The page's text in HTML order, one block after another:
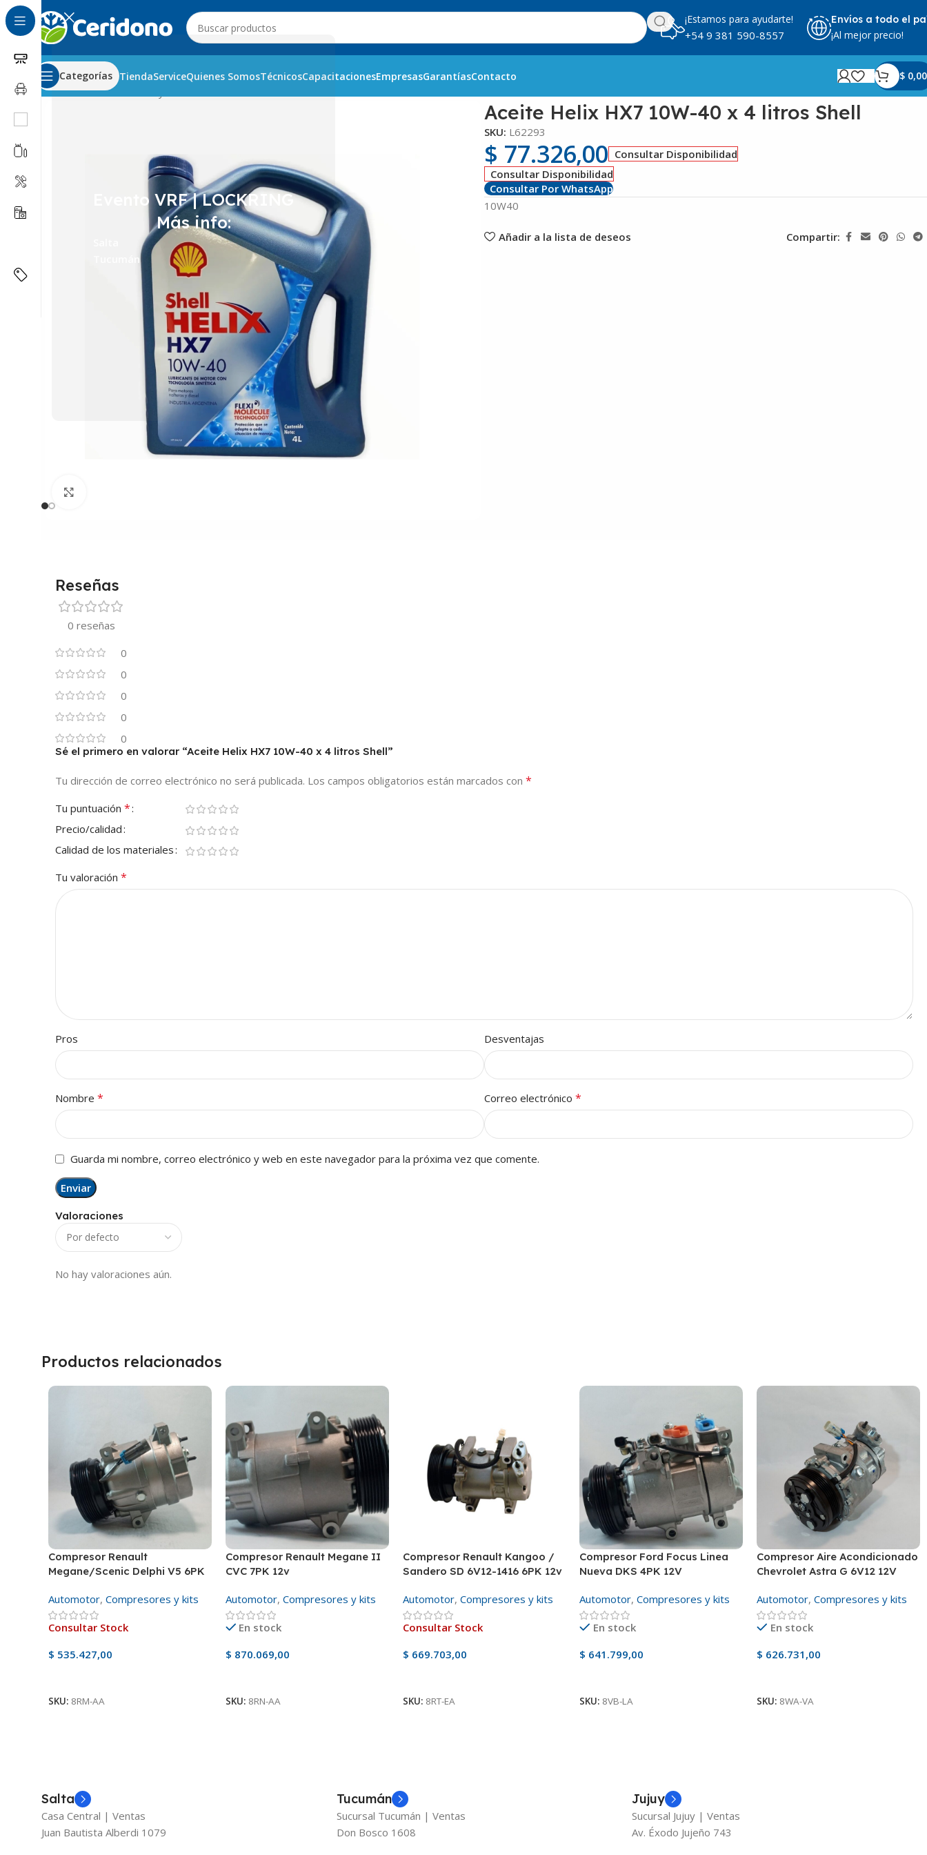
Evento VRF | LOCKRING
Más info:
Tucumán
¡Estamos para ayudarte!
+54 9 381 590-8557
Envíos a todo el
¡Al mejor precio!
Categorías TiendaServiceQuienes SomosTécnicosCapacitacionesEmpresasGarantíasContacto $ 0,00
Inicio Automotor
Aceite Helix HX7 10W-40 x 4 litros Shell
SKU: L62293
$ 77.326,00 Consultar Disponibilidad
Consultar Disponibilidad
Consultar Por WhatsApp
10W40
Añadir a la lista de deseos Compartir:
Reseñas
0 reseñas
0
0
0
0
0
Valoraciones
No hay valoraciones aún.
Sé el primero en valorar “Aceite Helix HX7 10W-40 x 4 litros Shell”
Tu dirección de correo electrónico no será publicada. Los campos obligatorios están marcados con *
Tu puntuación *
Precio/calidad
Calidad de los materiales
Tu valoración *
Pros Desventajas
Nombre * Correo electrónico *
Guarda mi nombre, correo electrónico y web en este navegador para la próxima vez que comente.
Productos relacionados
Compresor Renault
Megane/Scenic Delphi V5 6PK
Automotor, Compresores y kits
Consultar Stock
$ 535.427,00
SKU: 8RM-AA
Compresor Renault Megane II
CVC 7PK 12v
Automotor, Compresores y kits
En stock
$ 870.069,00
SKU: 8RN-AA
Compresor Renault Kangoo /
Sandero SD 6V12-1416 6PK 12v
Automotor, Compresores y kits
Consultar Stock
$ 669.703,00
SKU: 8RT-EA
Compresor Ford Focus Linea
Nueva DKS 4PK 12V
Automotor, Compresores y kits
En stock
$ 641.799,00
SKU: 8VB-LA
Compresor Aire Acondicionado
Chevrolet Astra G 6V12 12V
Automotor, Compresores y kits
En stock
$ 626.731,00
SKU: 8WA-VA
Salta
Casa Central | Ventas
Juan Bautista Alberdi 1079
Tucumán
Sucursal Tucumán | Ventas
Don Bosco 1608
Jujuy
Sucursal Jujuy | Ventas
Av. Éxodo Jujeño 743